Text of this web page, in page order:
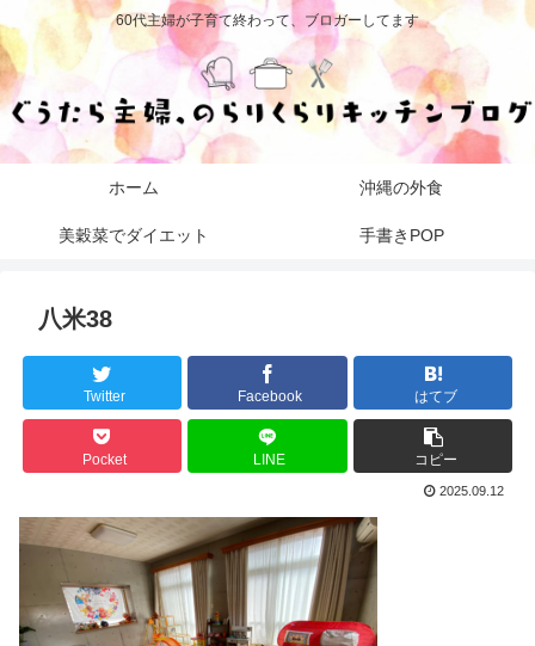
60代主婦が子育て終わって、ブロガーしてます
ホーム 沖縄の外食
美穀菜でダイエット 手書きPOP
八米38
Twitter Facebook はてブ
Pocket LINE コピー
2025.09.12